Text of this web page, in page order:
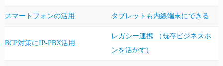
スマートフォンの活用 タブレットも内線端末にできる
BCP対策にIP-PBX活用
レガシー連携 （既存ビジネスホ
ンを活かす)